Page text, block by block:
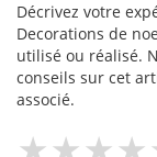
Décrivez votre
Decorations de
utilisé ou réalisé.
conseils sur cet
associé.